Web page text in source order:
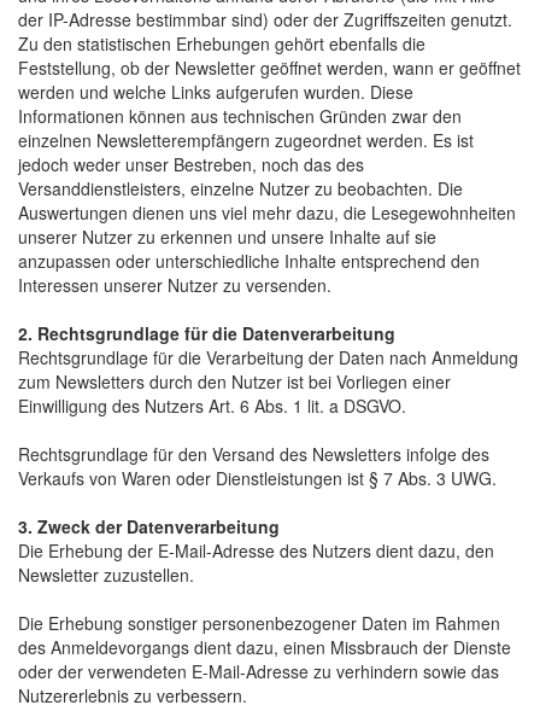
der IP-Adresse bestimmbar sind) oder der Zugriffszeiten genutzt.
Zu den statistischen Erhebungen gehört ebenfalls die
Feststellung, ob der Newsletter geöffnet werden, wann er geöffnet
werden und welche Links aufgerufen wurden. Diese
Informationen können aus technischen Gründen zwar den
einzelnen Newsletterempfängern zugeordnet werden. Es ist
jedoch weder unser Bestreben, noch das des
Versanddienstleisters, einzelne Nutzer zu beobachten. Die
Auswertungen dienen uns viel mehr dazu, die Lesegewohnheiten
unserer Nutzer zu erkennen und unsere Inhalte auf sie
anzupassen oder unterschiedliche Inhalte entsprechend den
Interessen unserer Nutzer zu versenden.
2. Rechtsgrundlage für die Datenverarbeitung
Rechtsgrundlage für die Verarbeitung der Daten nach Anmeldung
zum Newsletters durch den Nutzer ist bei Vorliegen einer
Einwilligung des Nutzers Art. 6 Abs. 1 lit. a DSGVO.
Rechtsgrundlage für den Versand des Newsletters infolge des
Verkaufs von Waren oder Dienstleistungen ist § 7 Abs. 3 UWG.
3. Zweck der Datenverarbeitung
Die Erhebung der E-Mail-Adresse des Nutzers dient dazu, den
Newsletter zuzustellen.
Die Erhebung sonstiger personenbezogener Daten im Rahmen
des Anmeldevorgangs dient dazu, einen Missbrauch der Dienste
oder der verwendeten E-Mail-Adresse zu verhindern sowie das
Nutzererlebnis zu verbessern.